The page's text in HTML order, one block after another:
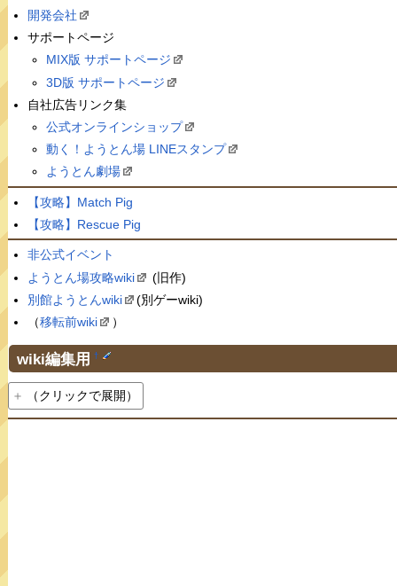
開発会社
サポートページ
MIX版 サポートページ
3D版 サポートページ
自社広告リンク集
公式オンラインショップ
動く！ようとん場 LINEスタンプ
ようとん劇場
【攻略】Match Pig
【攻略】Rescue Pig
非公式イベント
ようとん場攻略wiki
(旧作)
別館ようとんwiki
(別ゲーwiki)
（移転前wiki ）
wiki編集用 †
（クリックで展開）